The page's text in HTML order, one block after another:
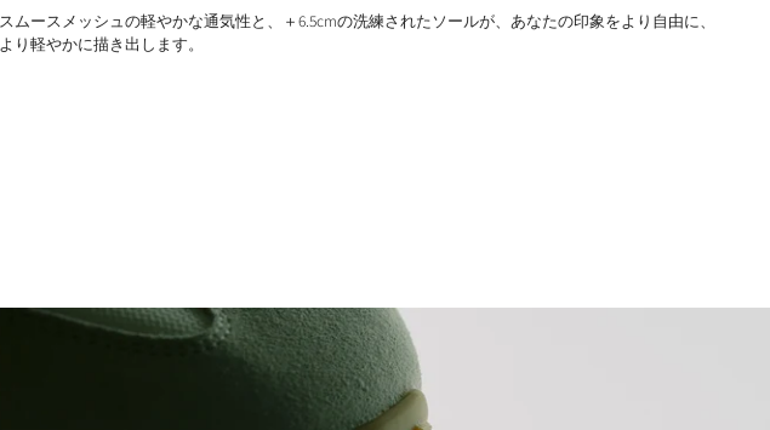
スムースメッシュの軽やかな通気性と、＋6.5cmの洗練されたソールが、あなたの印象をより自由に、
より軽やかに描き出します。